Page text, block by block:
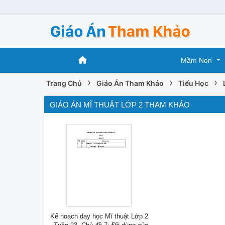
Mầm Non
Trang Chủ › Giáo Án Tham Khảo › Tiểu Học ›
GIÁO ÁN MĨ THUẬT LỚP 2 THAM KHẢO
Kế hoạch dạy học Mĩ thuật Lớp 2